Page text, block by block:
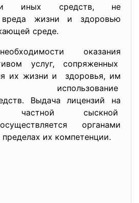
и иных средств, не
жизни и здоровью
среде.
оказания
услуг, сопряженных
их жизни и здоровья, им
использование
Выдача лицензий на
частной сыскной
органами
пределах их компетенции.